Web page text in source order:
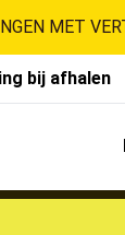
MET
bij afhalen